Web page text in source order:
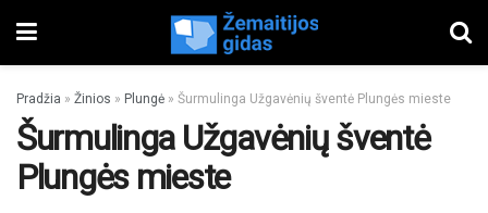
Pradžia » Žinios » Plungė » Šurmulinga Užgavėnių šventė Plungės mieste
Šurmulinga Užgavėnių šventė
Plungės mieste